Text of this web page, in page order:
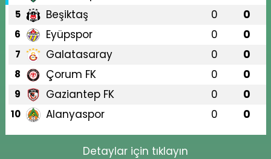
5 Beşiktaş 0 0
6 Eyüpspor 0 0
7 Galatasaray 0 0
8 Çorum FK 0 0
9 Gaziantep FK 0 0
10 Alanyaspor 0 0
Detaylar için tıklayın